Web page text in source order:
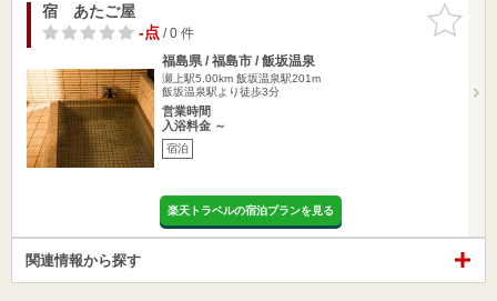
お気に入
りに追加
宿 あたご屋
-点/ 0 件
福島県 / 福島市 / 飯坂温泉
瀬上駅5.00km 飯坂温泉駅201m
飯坂温泉駅より徒歩3分
営業時間
入浴料金 ～
宿泊
楽天トラベルの宿泊プランを見る
関連情報から探す